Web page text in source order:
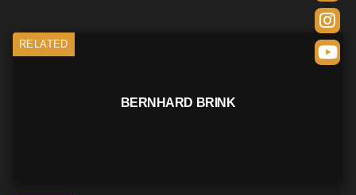
RELATED
BERNHARD BRINK